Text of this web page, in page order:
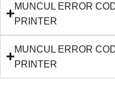
MUNCUL ERROR
PRINTER
MUNCUL ERROR
PRINTER